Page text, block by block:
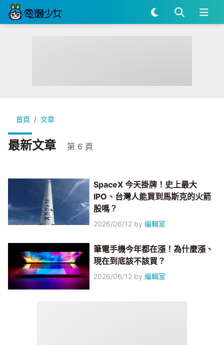
首頁 文章
最新文章 第 6 頁
SpaceX 今天掛牌！史上最大
IPO、台灣人能買到馬斯克的火箭
股嗎？
2026/06/12 by編輯室
筆電手機今年都在漲！為什麼漲、
現在到底該不該買？
2026/06/12 by編輯室